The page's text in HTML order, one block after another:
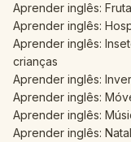
Aprender inglês:
Aprender inglês:
Aprender inglês:
crianças
Aprender inglês:
Aprender inglês:
Aprender inglês:
Aprender inglês: